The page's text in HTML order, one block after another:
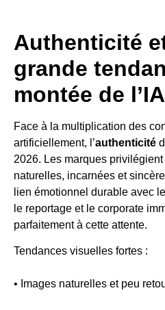
Authenticité
grande
montée de l’IA
Face à la multiplication des
artificiellement, l’authenticité
2026. Les marques
naturelles, incarnées et
lien émotionnel durable avec
le reportage et le corporate
parfaitement à cette attente.
Tendances visuelles fortes :
• Images naturelles et peu